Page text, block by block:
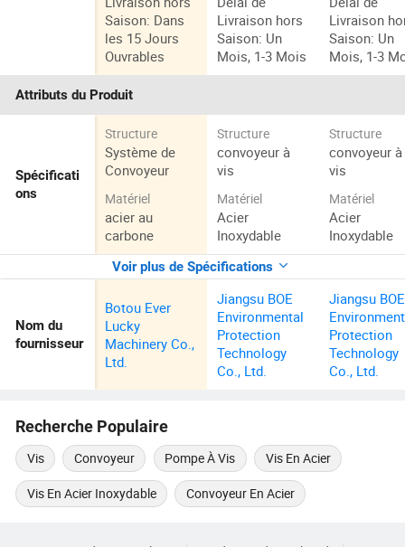
Saison: Dans
les 15 Jours
Ouvrables
Livraison hors
Saison: Un
Mois, 1-3 Mois
Livraison
Saison: Un
Mois, 1-3
Attributs du Produit
Spécificati
ons
Structure
Système de
Convoyeur
Matériel
acier au
carbone
Structure
convoyeur à
vis
Matériel
Acier
Inoxydable
Structure
convoyeur à
vis
Matériel
Acier
Inoxydable
Voir plus de Spécifications
Nom du
fournisseur
Botou Ever
Lucky
Machinery Co.,
Ltd.
Jiangsu BOE
Environmental
Protection
Technology
Co., Ltd.
Jiangsu BOE
Protection
Technology
Co., Ltd.
Recherche Populaire
Vis Convoyeur Pompe À Vis Vis En Acier
Vis En Acier Inoxydable Convoyeur En Acier